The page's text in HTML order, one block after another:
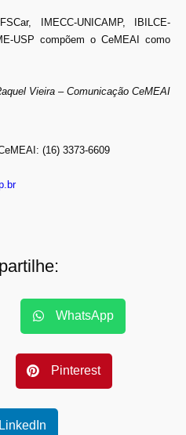
IMECC-UNICAMP, IBILCE-
USP compõem o CeMEAI como
Vieira – Comunicação CeMEAI
(16) 3373-6609
WhatsApp
Pinterest
LinkedIn